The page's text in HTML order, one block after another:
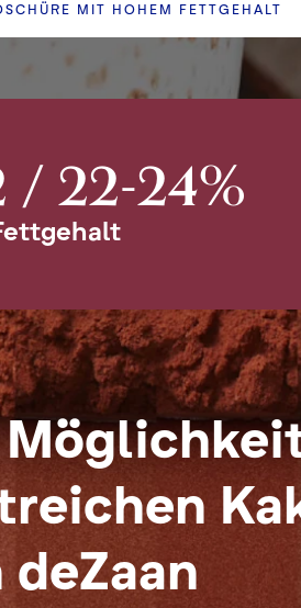
MIT HOHEM FETTGEHALT
/ 22-24%